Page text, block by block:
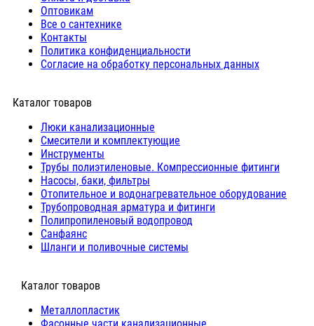
Оптовикам
Все о сантехнике
Контакты
Политика конфиденциальности
Согласие на обработку персональных данных
Каталог товаров
Люки канализационные
Cмесители и комплектующие
Инструменты
Трубы полиэтиленовые. Компрессионные фитинги
Насосы, баки, фильтры
Отопительное и водонагревательное оборудование
Трубопроводная арматура и фитинги
Полипропиленовый водопровод
Санфаянс
Шланги и поливочные системы
⠀Каталог товаров
Металлопластик